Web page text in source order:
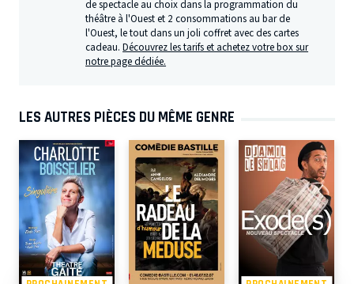
de spectacle au choix dans la programmation du
théâtre à l'Ouest et 2 consommations au bar de
l'Ouest, le tout dans un joli coffret avec des cartes
cadeau.Découvrez les tarifs et achetez votre box sur
notre page dédiée.
LES AUTRES PIÈCES DU MÊME GENRE